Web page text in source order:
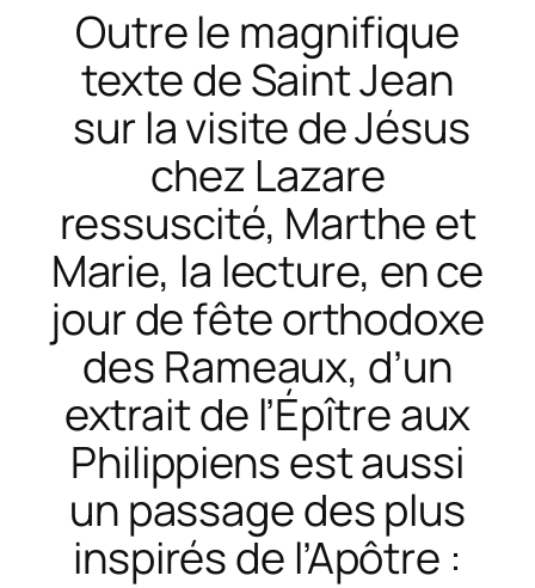
Outre le magnifique
texte de Saint Jean
sur la visite de Jésus
chez Lazare
ressuscité, Marthe et
Marie, la lecture, en ce
jour de fête orthodoxe
des Rameaux, d’un
extrait de l’Épître aux
Philippiensest aussi
un passage des plus
inspirés de l’Apôtre :